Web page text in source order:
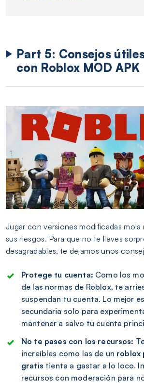
Part 5: Consejos
con Roblox MOD APK
Jugar con versiones modificadas
sus riesgos. Para que no te lleves
desagradables, te dejamos unos
Protege tu cuenta: Como los
de las normas de Roblox, te
suspendan tu cuenta. Lo mejor
secundaria solo para
mantener a salvo tu cuenta
No te pases con los recursos:
increíbles como las de un roblox
gratis tienta a gastar a lo loco.
recursos con moderación para